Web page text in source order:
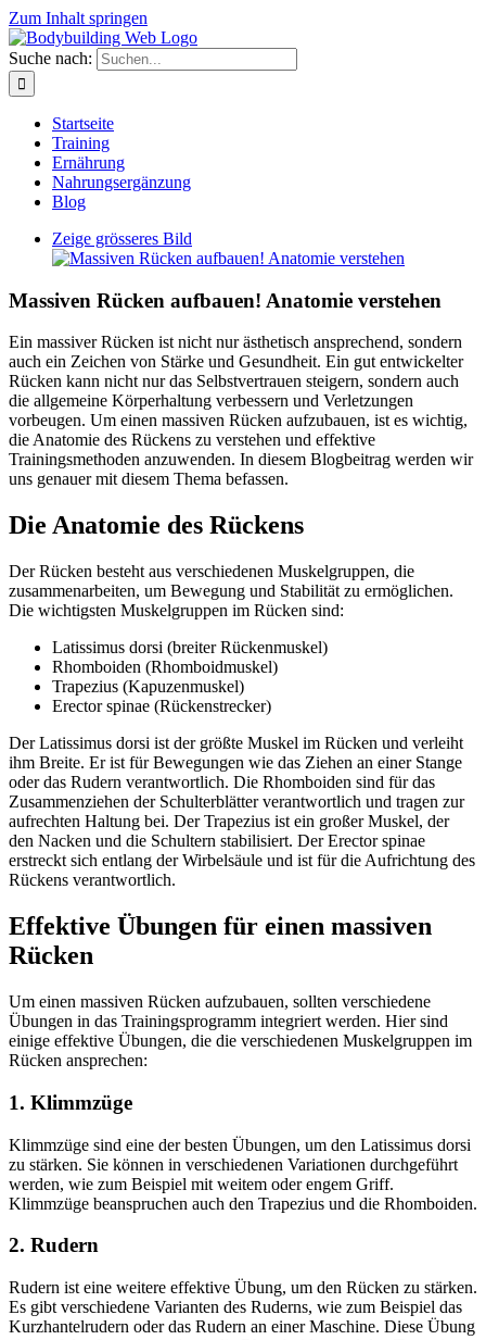
Zum Inhalt springen
Suche nach:
Startseite
Training
Ernährung
Nahrungsergänzung
Blog
Zeige grösseres Bild
Massiven Rücken aufbauen! Anatomie verstehen
Ein massiver Rücken ist nicht nur ästhetisch ansprechend, sondern
auch ein Zeichen von Stärke und Gesundheit. Ein gut entwickelter
Rücken kann nicht nur das Selbstvertrauen steigern, sondern auch
die allgemeine Körperhaltung verbessern und Verletzungen
vorbeugen. Um einen massiven Rücken aufzubauen, ist es wichtig,
die Anatomie des Rückens zu verstehen und effektive
Trainingsmethoden anzuwenden. In diesem Blogbeitrag werden wir
uns genauer mit diesem Thema befassen.
Die Anatomie des Rückens
Der Rücken besteht aus verschiedenen Muskelgruppen, die
zusammenarbeiten, um Bewegung und Stabilität zu ermöglichen.
Die wichtigsten Muskelgruppen im Rücken sind:
Latissimus dorsi (breiter Rückenmuskel)
Rhomboiden (Rhomboidmuskel)
Trapezius (Kapuzenmuskel)
Erector spinae (Rückenstrecker)
Der Latissimus dorsi ist der größte Muskel im Rücken und verleiht
ihm Breite. Er ist für Bewegungen wie das Ziehen an einer Stange
oder das Rudern verantwortlich. Die Rhomboiden sind für das
Zusammenziehen der Schulterblätter verantwortlich und tragen zur
aufrechten Haltung bei. Der Trapezius ist ein großer Muskel, der
den Nacken und die Schultern stabilisiert. Der Erector spinae
erstreckt sich entlang der Wirbelsäule und ist für die Aufrichtung des
Rückens verantwortlich.
Effektive Übungen für einen massiven
Rücken
Um einen massiven Rücken aufzubauen, sollten verschiedene
Übungen in das Trainingsprogramm integriert werden. Hier sind
einige effektive Übungen, die die verschiedenen Muskelgruppen im
Rücken ansprechen:
1. Klimmzüge
Klimmzüge sind eine der besten Übungen, um den Latissimus dorsi
zu stärken. Sie können in verschiedenen Variationen durchgeführt
werden, wie zum Beispiel mit weitem oder engem Griff.
Klimmzüge beanspruchen auch den Trapezius und die Rhomboiden.
2. Rudern
Rudern ist eine weitere effektive Übung, um den Rücken zu stärken.
Es gibt verschiedene Varianten des Ruderns, wie zum Beispiel das
Kurzhantelrudern oder das Rudern an einer Maschine. Diese Übung